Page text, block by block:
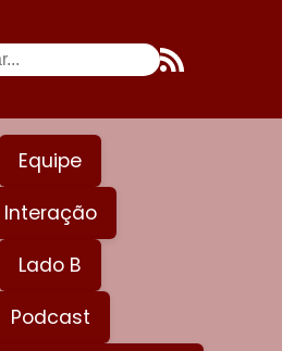
Equipe
Interação
Lado B
Podcast